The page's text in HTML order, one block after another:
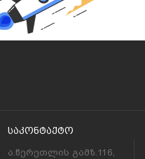
Საკონტაქტო
ა.წერეთლის გამზ.116,